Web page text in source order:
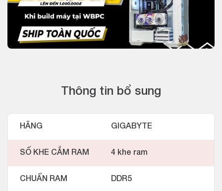
Thông tin bổ sung
HÃNG GIGABYTE
SỐ KHE CẮM RAM 4 khe ram
CHUẨN RAM DDR5